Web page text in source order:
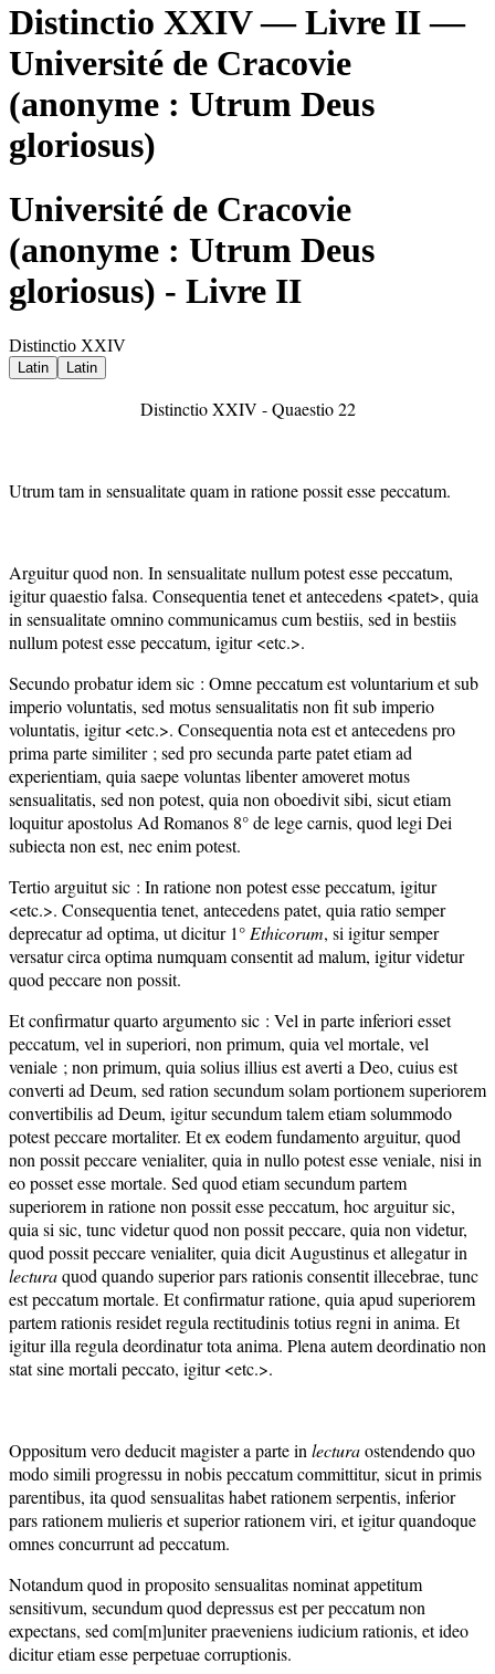
Distinctio XXIV — Livre II —
Université de Cracovie
(anonyme : Utrum Deus
gloriosus)
Université de Cracovie
(anonyme : Utrum Deus
gloriosus) - Livre II
Distinctio XXIV
Latin Latin
Distinctio XXIV - Quaestio 22
Utrum tam in sensualitate quam in ratione possit esse peccatum.
Arguitur quod non. In sensualitate nullum potest esse peccatum,
igitur quaestio falsa. Consequentia tenet et antecedens <patet>, quia
in sensualitate omnino communicamus cum bestiis, sed in bestiis
nullum potest esse peccatum, igitur <etc.>.
Secundo probatur idem sic : Omne peccatum est voluntarium et sub
imperio voluntatis, sed motus sensualitatis non fit sub imperio
voluntatis, igitur <etc.>. Consequentia nota est et antecedens pro
prima parte similiter ; sed pro secunda parte patet etiam ad
experientiam, quia saepe voluntas libenter amoveret motus
sensualitatis, sed non potest, quia non oboedivit sibi, sicut etiam
loquitur apostolus Ad Romanos 8° de lege carnis, quod legi Dei
subiecta non est, nec enim potest.
Tertio arguitut sic : In ratione non potest esse peccatum, igitur
<etc.>. Consequentia tenet, antecedens patet, quia ratio semper
deprecatur ad optima, ut dicitur 1° Ethicorum, si igitur semper
versatur circa optima numquam consentit ad malum, igitur videtur
quod peccare non possit.
Et confirmatur quarto argumento sic : Vel in parte inferiori esset
peccatum, vel in superiori, non primum, quia vel mortale, vel
veniale ; non primum, quia solius illius est averti a Deo, cuius est
converti ad Deum, sed ration secundum solam portionem superiorem
convertibilis ad Deum, igitur secundum talem etiam solummodo
potest peccare mortaliter. Et ex eodem fundamento arguitur, quod
non possit peccare venialiter, quia in nullo potest esse veniale, nisi in
eo posset esse mortale. Sed quod etiam secundum partem
superiorem in ratione non possit esse peccatum, hoc arguitur sic,
quia si sic, tunc videtur quod non possit peccare, quia non videtur,
quod possit peccare venialiter, quia dicit Augustinus et allegatur in
lecturaquod quando superior pars rationis consentit illecebrae, tunc
est peccatum mortale. Et confirmatur ratione, quia apud superiorem
partem rationis residet regula rectitudinis totius regni in anima. Et
igitur illa regula deordinatur tota anima. Plena autem deordinatio non
stat sine mortali peccato, igitur <etc.>.
Oppositum vero deducit magister a parte in lecturaostendendo quo
modo simili progressu in nobis peccatum committitur, sicut in primis
parentibus, ita quod sensualitas habet rationem serpentis, inferior
pars rationem mulieris et superior rationem viri, et igitur quandoque
omnes concurrunt ad peccatum.
Notandum quod in proposito sensualitas nominat appetitum
sensitivum, secundum quod depressus est per peccatum non
expectans, sed com[m]uniter praeveniens iudicium rationis, et ideo
dicitur etiam esse perpetuae corruptionis.